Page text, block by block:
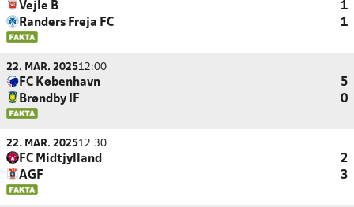
Vejle B
1
Randers Freja FC
1
22. MAR. 202512:00
FC København
5
Brøndby IF
0
22. MAR. 202512:30
FC Midtjylland
2
AGF
3